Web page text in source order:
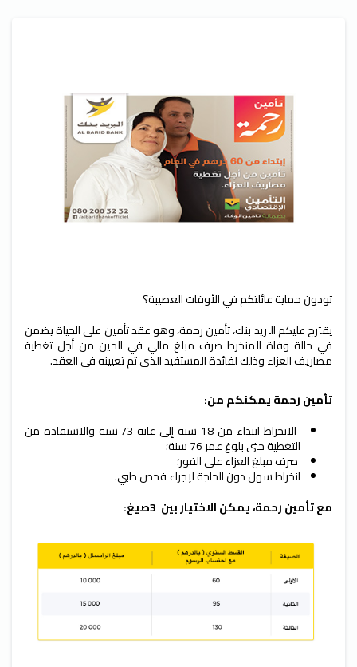
تودون حماية عائلتكم في الأوقات العصيبة؟
يقترح عليكم البريد بنك، تأمين رحمة، وهو عقد تأمين على الحياة يضمن
في حالة وفاة المنخرط صرف مبلغ مالي في الحين من أجل تغطية
مصاريف العزاء وذلك لفائدة المستفيد الذي تم تعيينه في العقد.
تأمين رحمة يمكنكم من:
الانخراط ابتداء من 18 سنة إلى غاية 73 سنة والاستفادة من
التغطية حتى بلوغ عمر 76 سنة؛
صرف مبلغ العزاء على الفور؛
انخراط سهل دون الحاجة لإجراء فحص طبي.
مع تأمين رحمة، يمكن الاختيار بين 3صيغ: